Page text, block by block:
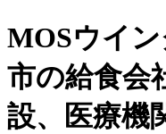
MOSウイ
市の給食会
設、医療機